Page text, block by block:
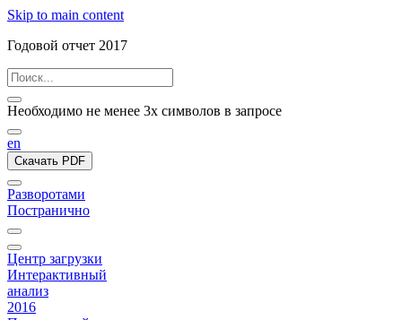
Skip to main content
Годовой отчет 2017
Необходимо не менее 3х символов в запросе
en
Скачать PDF
Разворотами
Постранично
Центр загрузки
Интерактивный
анализ
2016